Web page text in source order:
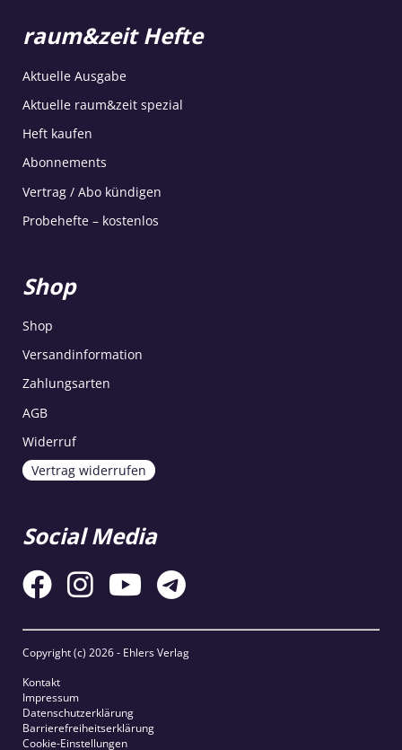
raum&zeit Hefte
Aktuelle Ausgabe
Aktuelle raum&zeit spezial
Heft kaufen
Abonnements
Vertrag / Abo kündigen
Probehefte – kostenlos
Shop
Shop
Versandinformation
Zahlungsarten
AGB
Widerruf
Vertrag widerrufen
Social Media
Copyright (c) 2026 - Ehlers Verlag
Kontakt
Impressum
Datenschutzerklärung
Barrierefreiheitserklärung
Cookie-Einstellungen